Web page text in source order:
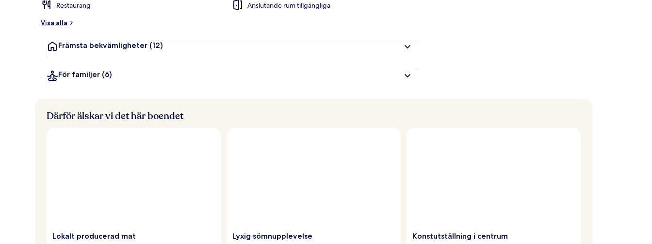
Restaurang
Anslutande rum tillgängliga
Visa alla
Främsta bekvämligheter (12)
För familjer (6)
Därför älskar vi det här boendet
Lokalt producerad mat Lyxig sömnupplevelse Konstutställning i centrum